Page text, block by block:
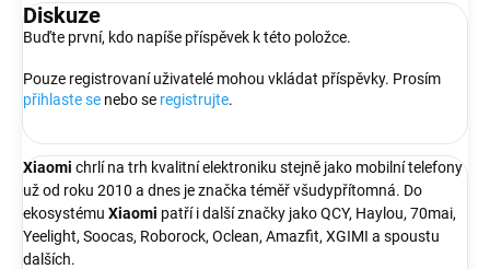
Diskuze
Buďte první, kdo napíše příspěvek k této položce.
Pouze registrovaní uživatelé mohou vkládat příspěvky. Prosím
přihlaste se nebo se registrujte.
Xiaomi chrlí na trh kvalitní elektroniku stejně jako mobilní telefony
už od roku 2010 a dnes je značka téměř všudypřítomná. Do
ekosystému Xiaomi patří i další značky jako QCY, Haylou, 70mai,
Yeelight, Soocas, Roborock, Oclean, Amazfit, XGIMI a spoustu
dalších.